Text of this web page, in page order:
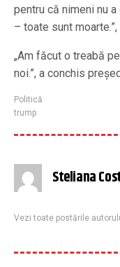
pentru că nimeni nu
– toate sunt
„Am făcut o treabă
noi.”, a conchis
Politică
trump
Steliana
Vezi toate postările